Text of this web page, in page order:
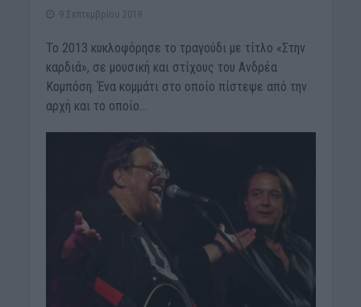
9 Σεπτεμβρίου 2019
Το 2013 κυκλοφόρησε το τραγούδι με τίτλο «Στην
καρδιά», σε μουσική και στίχους του Ανδρέα
Κομπόση. Ένα κομμάτι στο οποίο πίστεψε από την
αρχή και το οποίο...